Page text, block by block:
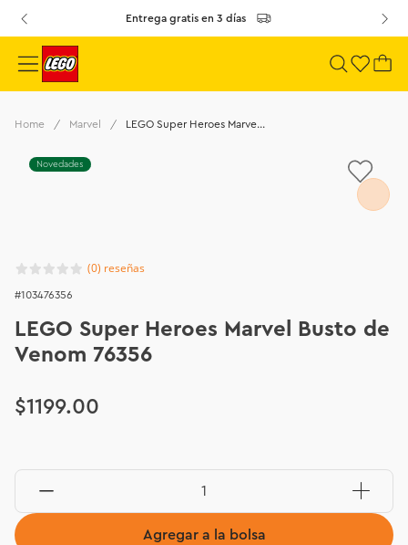
Entrega gratis en 3 días
Marvel LEGO Super Heroes Marvel Busto de Venom 76356
Novedades
(0)
103476356
LEGO Super Heroes Marvel Busto de
Venom 76356
$1199.00
Agregar a la bolsa